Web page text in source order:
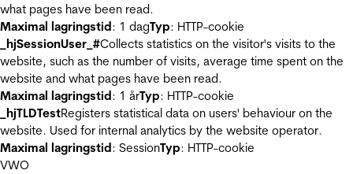
what pages have been read.
Maximal lagringstid: 1 dagTyp: HTTP-cookie
_hjSessionUser_#Collects statistics on the visitor's visits to the
website, such as the number of visits, average time spent on the
website and what pages have been read.
Maximal lagringstid: 1 årTyp: HTTP-cookie
_hjTLDTestRegisters statistical data on users' behaviour on the
website. Used for internal analytics by the website operator.
Maximal lagringstid: SessionTyp: HTTP-cookie
VWO